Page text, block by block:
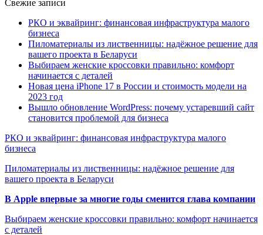
Свежие записи
РКО и эквайринг: финансовая инфраструктура малого
бизнеса
Пиломатериалы из лиственницы: надёжное решение для
вашего проекта в Беларуси
Выбираем женские кроссовки правильно: комфорт
начинается с деталей
Новая цена iPhone 17 в России и стоимость модели на
2023 год
Вышло обновление WordPress: почему устаревший сайт
становится проблемой для бизнеса
РКО и эквайринг: финансовая инфраструктура малого
бизнеса
Пиломатериалы из лиственницы: надёжное решение для
вашего проекта в Беларуси
В Apple впервые за многие годы сменится глава компании
Выбираем женские кроссовки правильно: комфорт начинается
с деталей